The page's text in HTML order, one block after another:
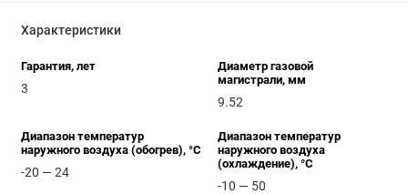
Характеристики
Гарантия, лет
3
Диаметр газовой
магистрали, мм
9.52
Диапазон температур
наружного воздуха (обогрев), °C
-20 — 24
Диапазон температур
наружного воздуха
(охлаждение), °C
-10 — 50